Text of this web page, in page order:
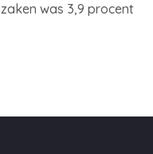
was 3,9 procent